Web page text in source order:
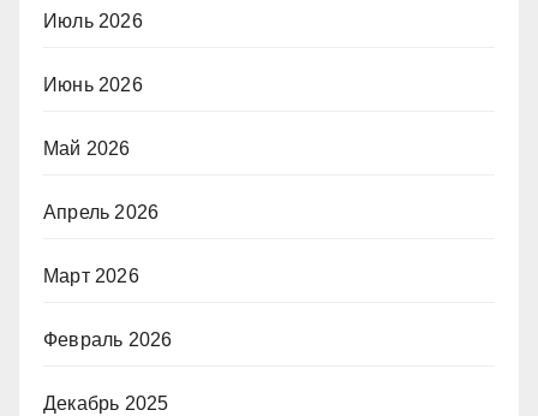
Июль 2026
Июнь 2026
Май 2026
Апрель 2026
Март 2026
Февраль 2026
Декабрь 2025